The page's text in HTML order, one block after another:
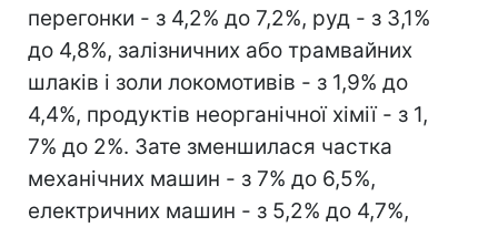
перегонки - з 4,2% до 7,2%, руд - з 3,1%
до 4,8%, залізничних або трамвайних
шлаків і золи локомотивів - з 1,9% до
4,4%, продуктів неорганічної хімії - з 1,
7% до 2%. Зате зменшилася частка
механічних машин - з 7% до 6,5%,
електричних машин - з 5,2% до 4,7%,